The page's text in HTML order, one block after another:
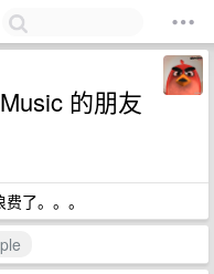
的朋友
了。。。